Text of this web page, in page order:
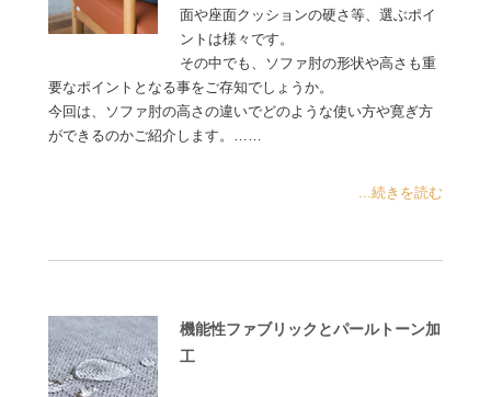
面や座面クッションの硬さ等、選ぶポイ
ントは様々です。
その中でも、ソファ肘の形状や高さも重
要なポイントとなる事をご存知でしょうか。
今回は、ソファ肘の高さの違いでどのような使い方や寛ぎ方
ができるのかご紹介します。……
...続きを読む
機能性ファブリックとパールトーン加
工